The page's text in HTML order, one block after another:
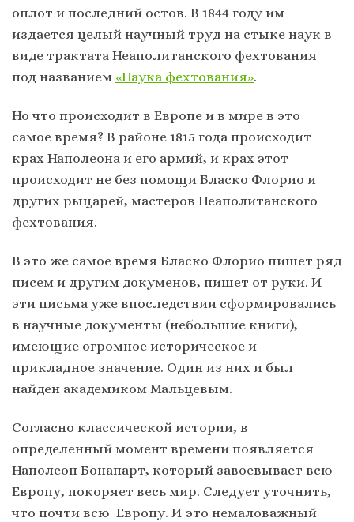
оплот и последний остов. В 1844 году им
издается целый научный труд на стыке наук в
виде трактата Неаполитанского фехтования
под названием «Наука фехтования».
Но что происходит в Европе и в мире в это
самое время? В районе 1815 года происходит
крах Наполеона и его армий, и крах этот
происходит не без помощи Бласко Флорио и
других рыцарей, мастеров Неаполитанского
фехтования.
В это же самое время Бласко Флорио пишет ряд
писем и другим докуменов, пишет от руки. И
эти письма уже впоследствии сформировались
в научные документы (небольшие книги),
имеющие огромное историческое и
прикладное значение. Один из них и был
найден академиком Мальцевым.
Согласно классической истории, в
определенный момент времени появляется
Наполеон Бонапарт, который завоевывает всю
Европу, покоряет весь мир. Следует уточнить,
что почти всю Европу. И это немаловажный